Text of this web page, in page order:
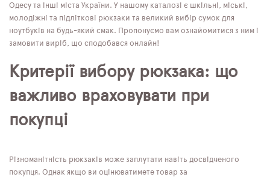
Одесу та інші міста України. У нашому каталозі є шкільні, міські,
молодіжні та підліткові рюкзаки та великий вибір сумок для
ноутбуків на будь-який смак. Пропонуємо вам ознайомитися з ним і
замовити виріб, що сподобався онлайн!
Критерії вибору рюкзака: що
важливо враховувати при
покупці
Різноманітність рюкзаків може заплутати навіть досвідченого
покупця. Однак якщо ви оцінюватимете товар за